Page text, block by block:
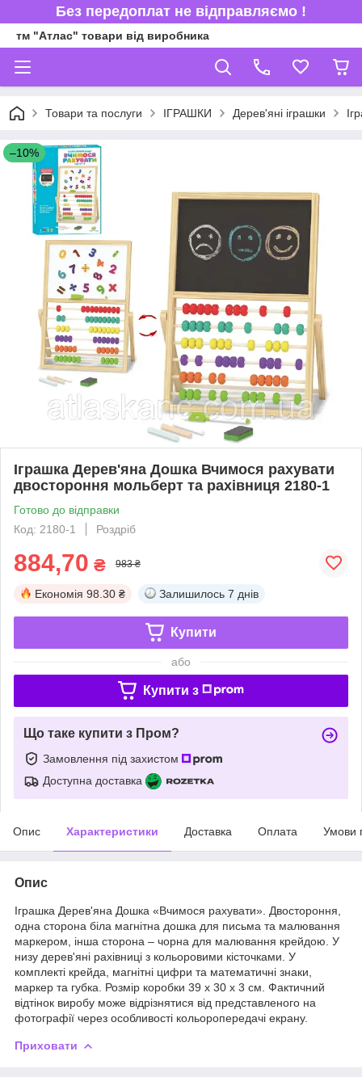
Без передоплат не відправляємо !
тм "Атлас" товари від виробника
Товари та послуги ІГРАШКИ Дерев'яні іграшки
–10%
Іграшка Дерев'яна Дошка Вчимося рахувати
двостороння мольберт та рахівниця 2180-1
Готово до відправки
Код: 2180-1
Роздріб
884,70 ₴ 983 ₴
Економія 98.30 ₴ Залишилось 7 днів
Купити
або
Купити з
Що таке купити з Пром?
Замовлення під захистом
Доступна доставка
Опис Характеристики Доставка Оплата Умови
Опис
Іграшка Дерев'яна Дошка «Вчимося рахувати». Двостороння,
одна сторона біла магнітна дошка для письма та малювання
маркером, інша сторона – чорна для малювання крейдою. У
низу дерев'яні рахівниці з кольоровими кісточками. У
комплекті крейда, магнітні цифри та математичні знаки,
маркер та губка. Розмір коробки 39 х 30 х 3 см. Фактичний
відтінок виробу може відрізнятися від представленого на
фотографії через особливості кольоропередачі екрану.
Приховати